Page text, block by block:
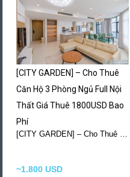
[CITY GARDEN] – Cho Thuê
Căn Hộ 3 Phòng Ngủ Full Nội
Thất Giá Thuê 1800USD Bao
Phí
~1.800 USD